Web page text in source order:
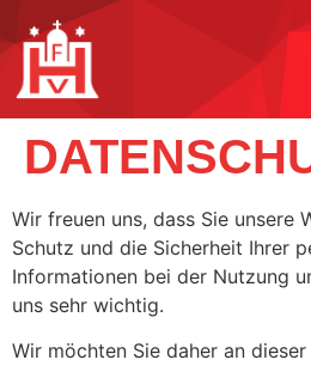
Wir freuen uns, dass Sie unsere
Schutz und die Sicherheit Ihrer
Informationen bei der Nutzung
uns sehr wichtig.
Wir möchten Sie daher an